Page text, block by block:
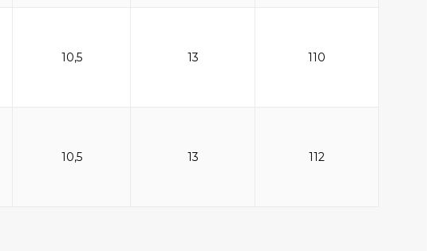
10,5 13 110
10,5 13 112